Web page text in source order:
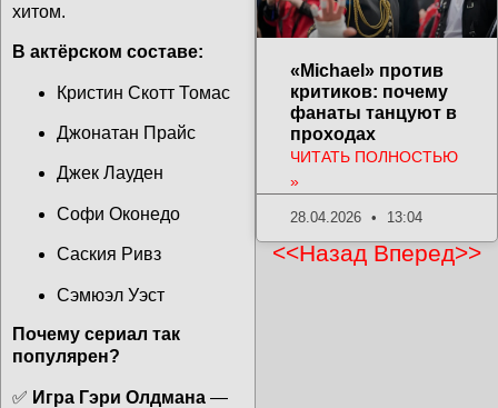
хитом.
В актёрском составе:
Кристин Скотт Томас
Джонатан Прайс
Джек Лауден
Софи Оконедо
Саския Ривз
Сэмюэл Уэст
Почему сериал так
популярен?
✅ Игра Гэри Олдмана —
«Michael» против
критиков: почему
фанаты танцуют в
проходах
ЧИТАТЬ ПОЛНОСТЬЮ
»
28.04.2026 13:04
<<Назад Вперед>>